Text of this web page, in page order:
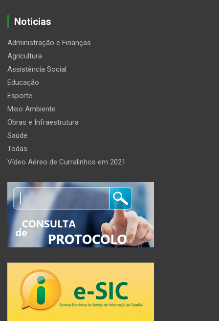
Noticias
Administração e Finanças
Agricultura
Assistência Social
Educação
Esporte
Meio Ambiente
Obras e Infraestrutura
Saúde
Todas
Vídeo Aéreo de Curralinhos em 2021